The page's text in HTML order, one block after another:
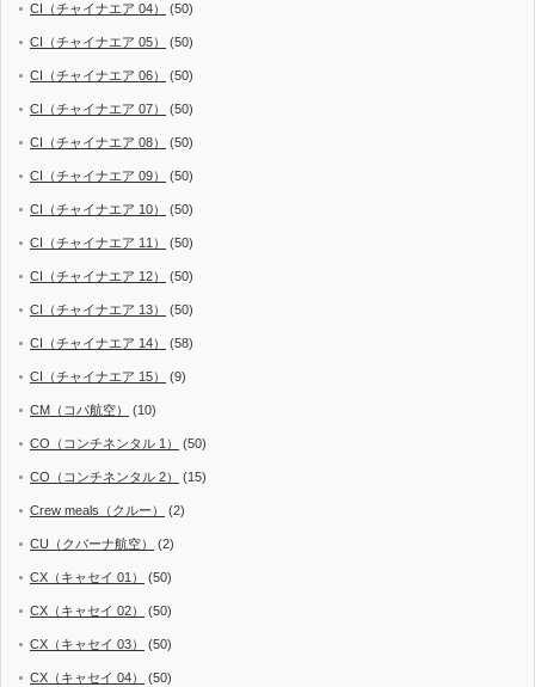
CI（チャイナエア 04） (50)
CI（チャイナエア 05） (50)
CI（チャイナエア 06） (50)
CI（チャイナエア 07） (50)
CI（チャイナエア 08） (50)
CI（チャイナエア 09） (50)
CI（チャイナエア 10） (50)
CI（チャイナエア 11） (50)
CI（チャイナエア 12） (50)
CI（チャイナエア 13） (50)
CI（チャイナエア 14） (58)
CI（チャイナエア 15） (9)
CM（コパ航空） (10)
CO（コンチネンタル 1） (50)
CO（コンチネンタル 2） (15)
Crew meals（クルー） (2)
CU（クバーナ航空） (2)
CX（キャセイ 01） (50)
CX（キャセイ 02） (50)
CX（キャセイ 03） (50)
CX（キャセイ 04） (50)